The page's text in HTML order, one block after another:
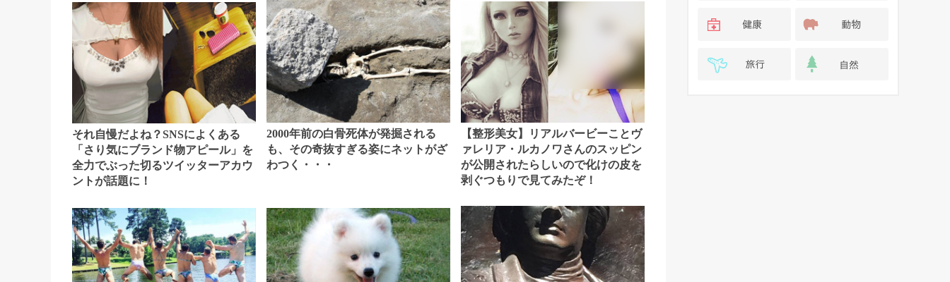
それ自慢だよね？SNSによくある
「さり気にブランド物アピール」を
全力でぶった切るツイッターアカウ
ントが話題に！
2000年前の白骨死体が発掘される
も、その奇抜すぎる姿にネットがざ
わつく・・・
【整形美女】リアルバービーことヴ
ァレリア・ルカノワさんのスッピン
が公開されたらしいので化けの皮を
剥ぐつもりで見てみたぞ！